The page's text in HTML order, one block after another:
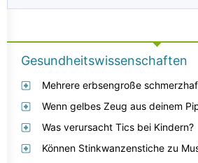
Gesundheitswissenschaften
Wenn gelbes Zeug aus deinem
Was verursacht Tics bei Kindern?